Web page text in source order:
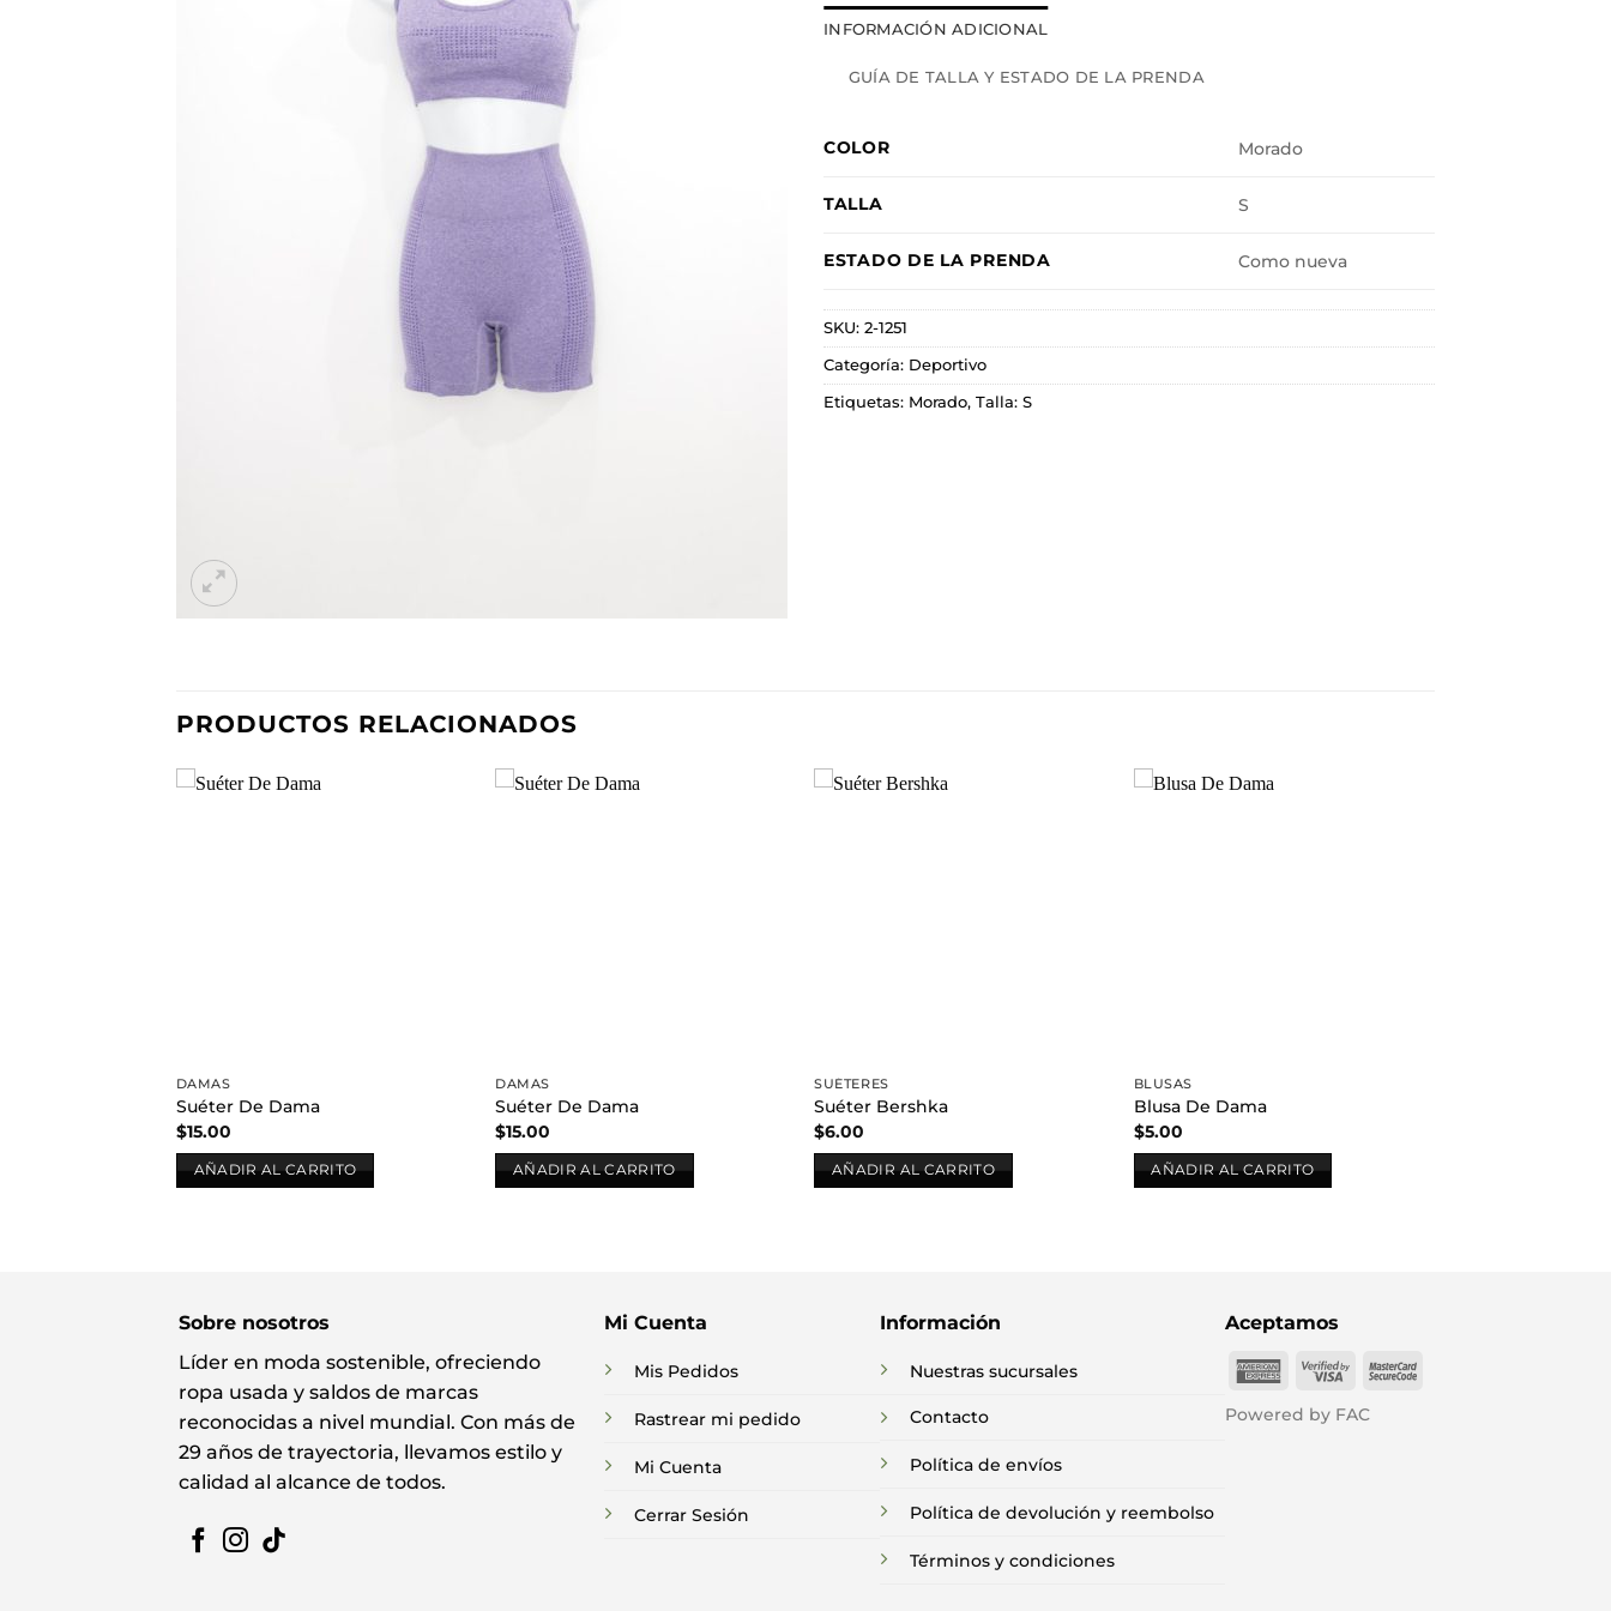
INFORMACIÓN ADICIONAL
GUÍA DE TALLA Y ESTADO DE LA PRENDA
COLOR Morado
TALLA S
ESTADO DE LA PRENDA Como nueva
SKU: 2-1251
Categoría: Deportivo
Etiquetas: Morado, Talla: S
PRODUCTOS RELACIONADOS
DAMAS
Suéter De Dama
$15.00
AÑADIR AL CARRITO
DAMAS
Suéter De Dama
$15.00
AÑADIR AL CARRITO
SUÉTERES
Suéter Bershka
$6.00
AÑADIR AL CARRITO
BLUSAS
Blusa De Dama
$5.00
AÑADIR AL CARRITO
Sobre nosotros
Líder en moda sostenible, ofreciendo
ropa usada y saldos de marcas
reconocidas a nivel mundial. Con más de
29 años de trayectoria, llevamos estilo y
calidad al alcance de todos.
Mi Cuenta
Mis Pedidos
Rastrear mi pedido
Mi Cuenta
Cerrar Sesión
Información
Nuestras sucursales
Contacto
Política de envíos
Política de devolución y reembolso
Términos y condiciones
Aceptamos
American
Visa
MasterCard
Powered by FAC